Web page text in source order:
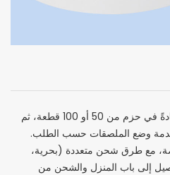
تُعبأ عادةً في حزم من 50 أو 100 قطعة، ثم
خدمة وضع الملصقات حسب الطلب.
مع طرق شحن متعددة (بحرية،
إلى باب المنزل والشحن من